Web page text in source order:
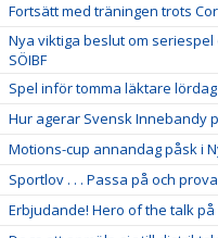
Fortsätt med träningen trots
Nya viktiga beslut om
SÖIBF
Spel inför tomma läktare
Hur agerar Svensk Innebandy
Motions-cup annandag påsk i
Sportlov . . . Passa på och
Erbjudande! Hero of the talk